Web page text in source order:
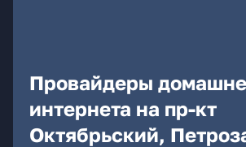
Провайдеры
интернета на пр-кт
Октябрьский,